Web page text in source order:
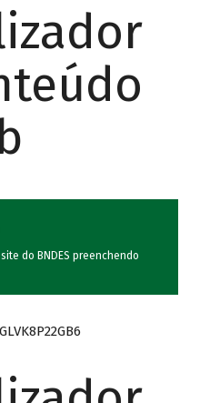
do BNDES preenchendo